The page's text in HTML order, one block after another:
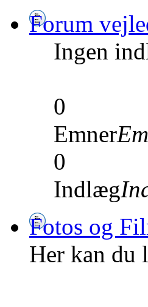
Forum
Ingen
0
Emner
0
Indlæg
Fotos og
Her kan du